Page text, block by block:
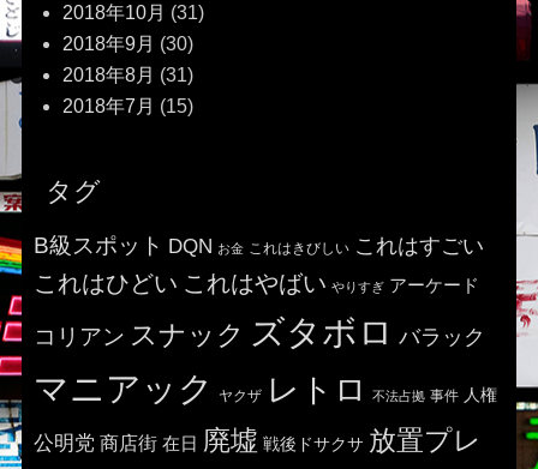
2018年10月 (31)
2018年9月 (30)
2018年8月 (31)
2018年7月 (15)
タグ
B級スポット DQN お金 これはきびしい これはすごい
これはひどい これはやばい やりすぎ アーケード
コリアン スナック ズタボロ バラック
マニアック ヤクザ レトロ 不法占拠 事件 人権
公明党 商店街 在日 廃墟 戦後ドサクサ 放置プレ